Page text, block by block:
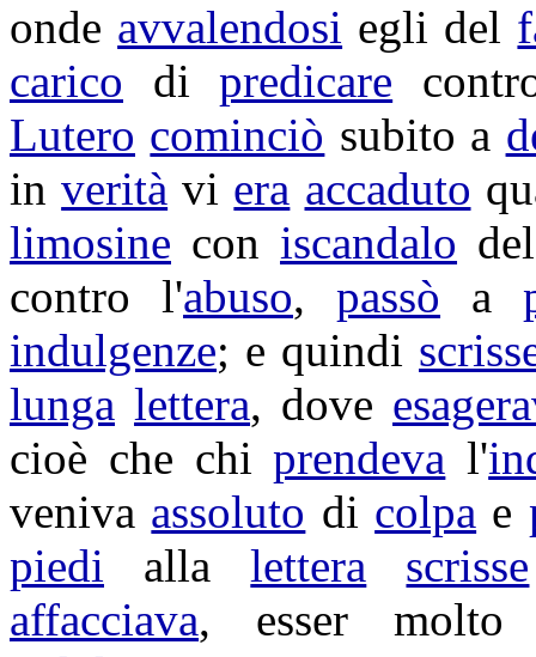
onde avvalendosi egli del
carico dipredicare
Lutero cominciò subito a
inverità vi era accaduto
limosine con iscandalo
contro l'abuso,passò a
indulgenze; e quindi
lunga lettera, dove
cioè che chiprendeva l'
veniva assoluto di colpa e
piedi allalettera scrisse
affacciava, esser